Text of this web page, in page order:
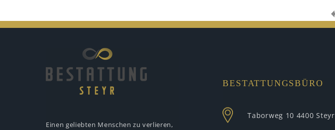
Einen geliebten Menschen zu verlieren,
BESTATTUNGSBÜRO
Taborweg 10 4400 Steyr